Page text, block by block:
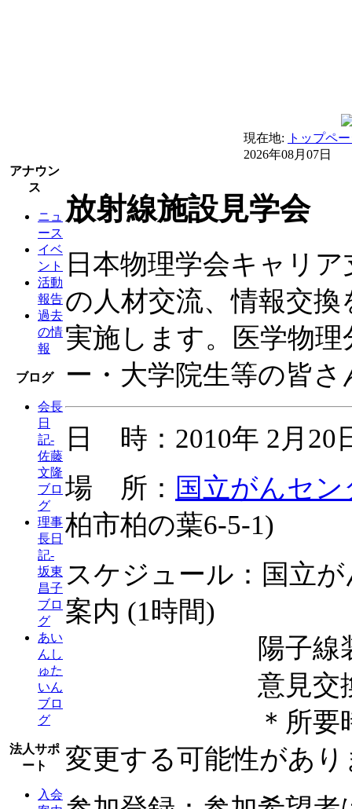
現在地:
トップペ
2026年08月07日
アナウン
ス
ニュ
ース
イベ
ント
活動
報告
過去
の情
報
ブログ
会長
日
記-
佐藤
文隆
ブロ
グ
理事
長日
記-
坂東
昌子
ブロ
グ
あい
んし
ゅた
いん
ブロ
グ
法人サポ
ート
入会
放射線施設見学会
日本物理学会キャリ
の人材交流、情報交
実施します。医学物
ー・大学院生等の皆
日 時：2010年 2月20
場 所： 国立がんセ
柏市柏の葉6-5-1)
スケジュール：国立
案内 (1時間)
陽子線装置、
意見交換会
＊所要時間2時
変更する可能性があ